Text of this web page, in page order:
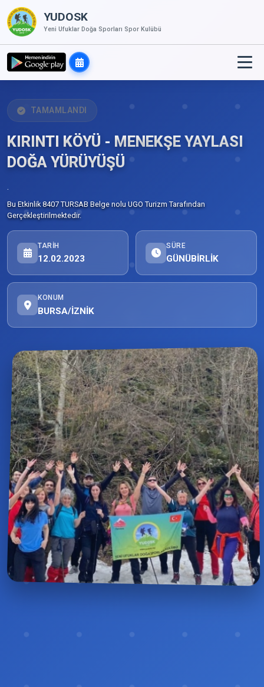
YUDOSK
Yeni Ufuklar Doğa Sporları Spor Kulübü
TAMAMLANDI
KIRINTI KÖYÜ - MENEKŞE YAYLASI
DOĞA YÜRÜYÜŞÜ
.
Bu Etkinlik 8407 TURSAB Belge nolu UGO Turizm Tarafından
Gerçekleştirilmektedir.
TARIH
12.02.2023
SÜRE
GÜNÜBİRLİK
KONUM
BURSA/İZNİK